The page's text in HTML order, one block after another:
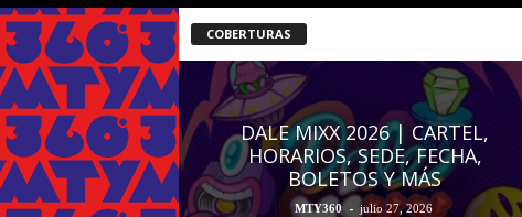
y
0
COBERTURAS
DALE MIXX 2026 | CARTEL,
HORARIOS, SEDE, FECHA,
BOLETOS Y MÁS
MTY360 - julio 27, 2026